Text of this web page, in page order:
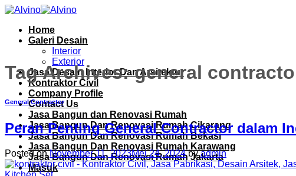
Skip
contentHome
Galeri Desain
Interior
Exterior
Jasa Desain Interior Dan Arsitektur
Kontraktor Civil
Company Profile
Contact Us
Jasa Bangun dan Renovasi Rumah
Jasa Bangun Dan Renovasi Rumah Cikarang
Jasa Bangun Dan Renovasi Rumah Bekasi
Jasa Bangun Dan Renovasi Rumah Karawang
Jasa Bangun Dan Renovasi Rumah Jakarta
Masuk
Tag Archives:general
General Contractor
Peran Penting General Contractor dalam
Posted onNovember 11, 2023Mei 24, 2024 byadmin